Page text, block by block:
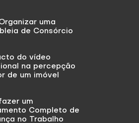
uma
de Consórcio
do vídeo
na percepção
de um imóvel
um
Completo de
no Trabalho